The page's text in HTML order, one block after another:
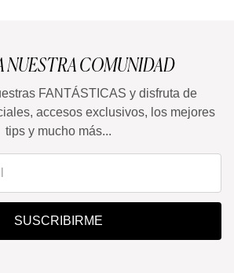
NUESTRA COMUNIDAD
FANTÁSTICAS y disfruta de
accesos exclusivos, los mejores
tips y mucho más...
SUSCRIBIRME